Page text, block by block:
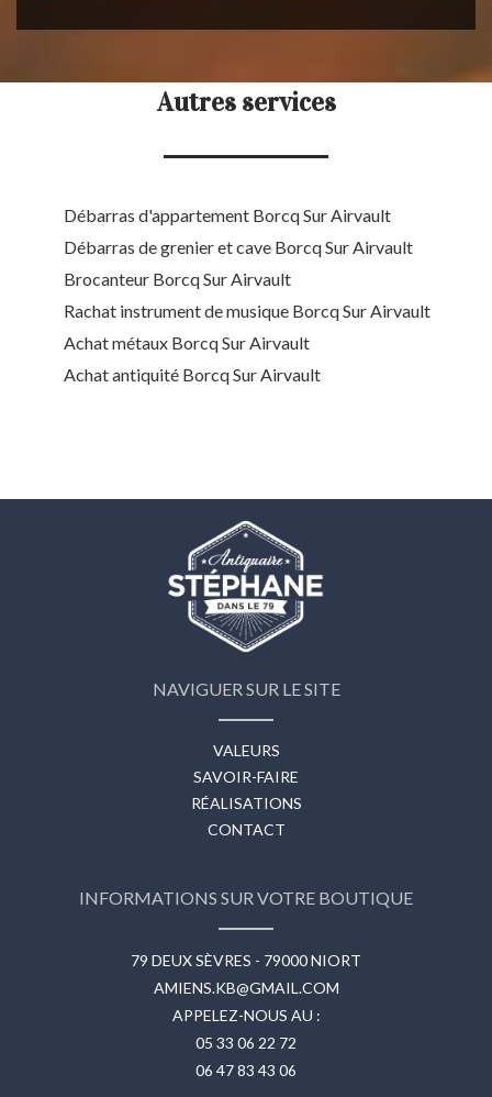
Autres services
Débarras d'appartement Borcq Sur Airvault
Débarras de grenier et cave Borcq Sur Airvault
Brocanteur Borcq Sur Airvault
Rachat instrument de musique Borcq Sur Airvault
Achat métaux Borcq Sur Airvault
Achat antiquité Borcq Sur Airvault
NAVIGUER SUR LE SITE
VALEURS
SAVOIR-FAIRE
RÉALISATIONS
CONTACT
INFORMATIONS SUR VOTRE BOUTIQUE
79 DEUX SÈVRES - 79000 NIORT
AMIENS.KB@GMAIL.COM
APPELEZ-NOUS AU :
05 33 06 22 72
06 47 83 43 06